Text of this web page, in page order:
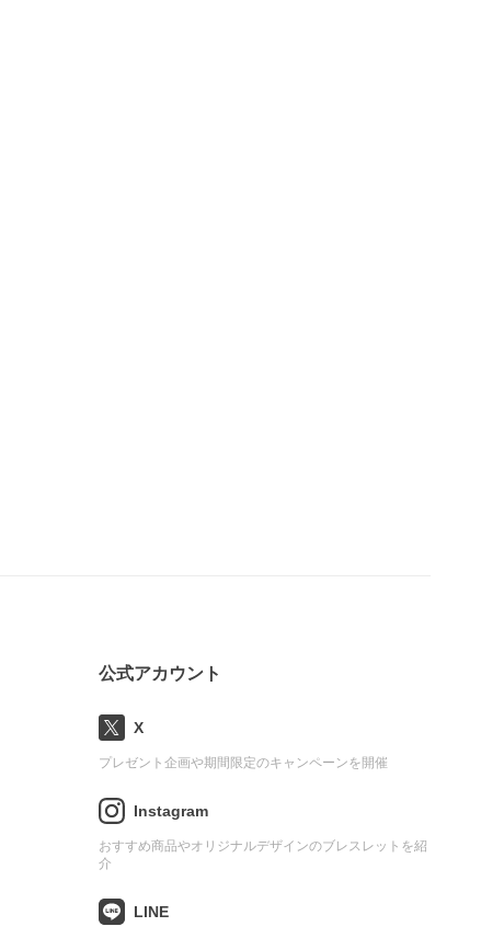
公式アカウント
X
プレゼント企画や期間限定のキャンペーンを開催
Instagram
おすすめ商品やオリジナルデザインのブレスレットを紹
介
LINE